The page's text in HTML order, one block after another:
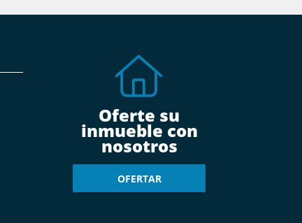
Oferte su
inmueble con
nosotros
OFERTAR